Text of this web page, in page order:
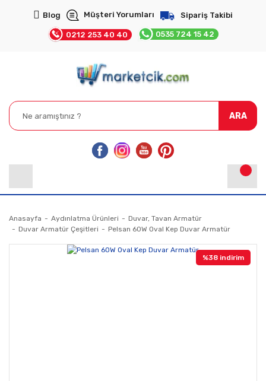
Blog Müşteri Yorumları Sipariş Takibi
0212 253 40 40 0535 724 15 42
ARA
Anasayfa Aydınlatma Ürünleri
Duvar, Tavan Armatür
Duvar Armatür Çeşitleri
Pelsan 60W Oval Kep Duvar Armatür
%38 indirim